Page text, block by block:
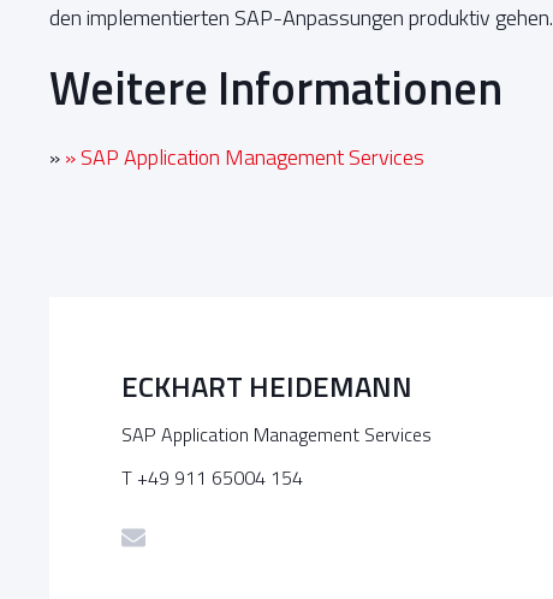
den implementierten SAP-Anpassungen produktiv gehen.
Weitere Informationen
»» SAP Application Management Services
ECKHART HEIDEMANN
SAP Application Management Services
T +49 911 65004 154